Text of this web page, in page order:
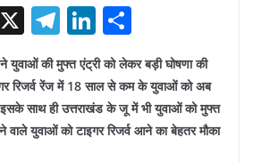
X T
e
gr
a
Li
n
k
e
dI
ar
e
युवाओं की मुफ्त एंट्री को लेकर बड़ी घोषणा की
रिजर्व रेंज में 18 साल से कम के युवाओं को अब
साथ ही उत्तराखंड के जू में भी युवाओं को मुफ्त
युवाओं को टाइगर रिजर्व आने का बेहतर मौका